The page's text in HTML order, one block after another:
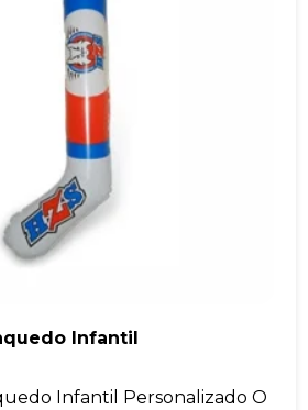
Infantil
Infantil Personalizado O